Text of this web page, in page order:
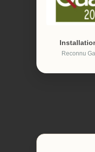
Reconnu